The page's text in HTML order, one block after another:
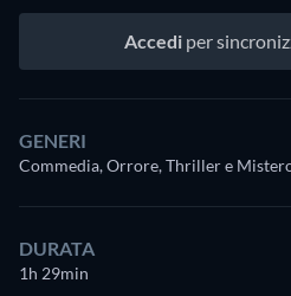
Accedi per
GENERI
Commedia, Orrore, Thriller e
DURATA
1h 29min